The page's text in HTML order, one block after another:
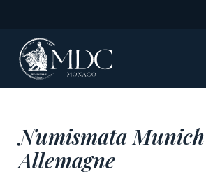
main
content
Numismata Munich
Allemagne